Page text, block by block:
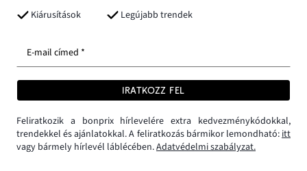
Kiárusítások
Legújabb trendek
E-mail címed *
IRATKOZZ FEL
Feliratkozik a bonprix hírlevelére extra kedvezménykódokkal,
trendekkel és ajánlatokkal. A feliratkozás bármikor lemondható: itt
vagy bármely hírlevél láblécében.Adatvédelmi szabályzat.